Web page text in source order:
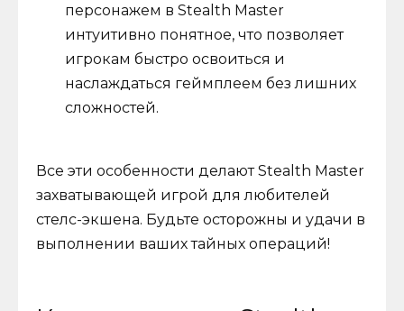
персонажем в Stealth Master
интуитивно понятное, что позволяет
игрокам быстро освоиться и
наслаждаться геймплеем без лишних
сложностей.
Все эти особенности делают Stealth Master
захватывающей игрой для любителей
стелс-экшена. Будьте осторожны и удачи в
выполнении ваших тайных операций!